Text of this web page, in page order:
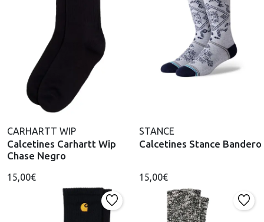
CARHARTT WIP
Calcetines Carhartt Wip
Chase Negro
15,00€
STANCE
Calcetines Stance Bandero
15,00€